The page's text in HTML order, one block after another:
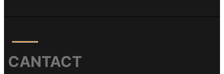
CANTACT